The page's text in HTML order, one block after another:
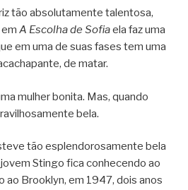
tão absolutamente talentosa,
A Escolha de Sofiaela faz uma
em uma de suas fases tem uma
de matar.
mulher bonita. Mas, quando
bela.
tão esplendorosamente bela
Stingo fica conhecendo ao
ao Brooklyn, em 1947, dois anos